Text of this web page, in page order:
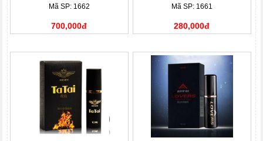
Mã SP: 1662
700,000đ
Mã SP: 1661
280,000đ